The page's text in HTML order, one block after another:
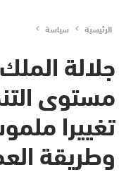
الرئيسية سياسة
جلالة
مستوى
تغييرا
وطريقة